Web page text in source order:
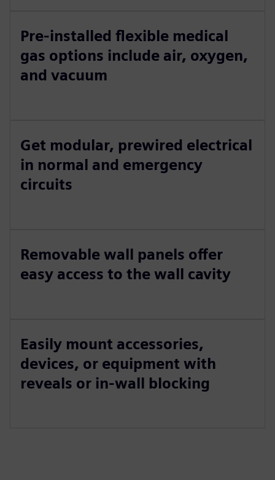
Pre-installed flexible medical
gas options include air, oxygen,
and vacuum
Get modular, prewired electrical
in normal and emergency
circuits
Removable wall panels offer
easy access to the wall cavity
Easily mount accessories,
devices, or equipment with
reveals or in-wall blocking